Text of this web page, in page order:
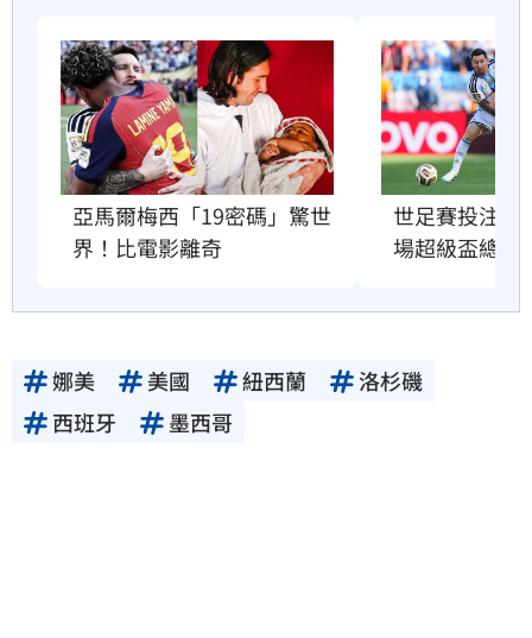
亞馬爾梅西「19密碼」驚世
界！比電影離奇
世足賽投注額
場超級盃總和
娜美 美國 紐西蘭
洛杉磯
西班牙
墨西哥